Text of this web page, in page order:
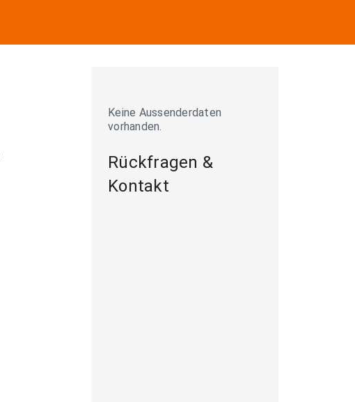
Keine Aussenderdaten
vorhanden.
Rückfragen &
Kontakt